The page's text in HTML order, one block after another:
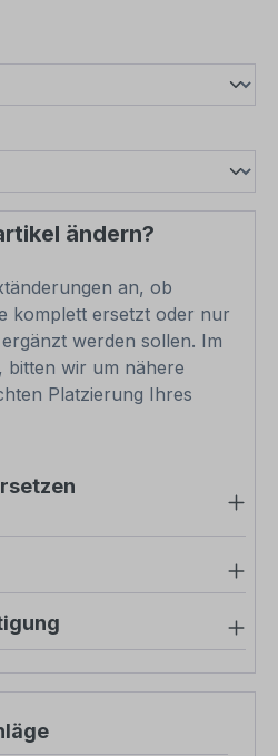
ändern?
an, ob
komplett ersetzt oder nur
werden sollen. Im
bitten wir um nähere
Platzierung Ihres